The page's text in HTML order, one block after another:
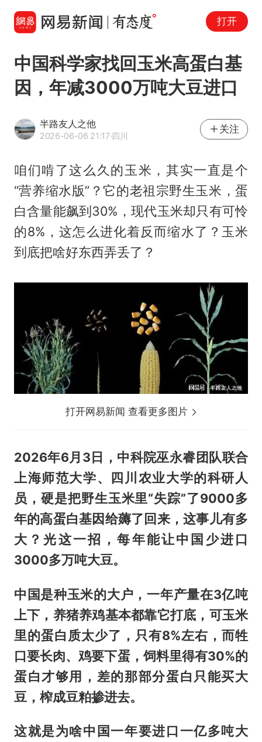
打开
中国科学家找回玉米高蛋白基
因，年减3000万吨大豆进口
半路友人之他
2026-06-06 21:17·四川
关注
咱们啃了这么久的玉米，其实一直是个
“营养缩水版”？它的老祖宗野生玉米，蛋
白含量能飙到30%，现代玉米却只有可怜
的8%，这怎么进化着反而缩水了？玉米
到底把啥好东西弄丢了？
打开网易新闻 查看更多图片
2026年6月3日，中科院巫永睿团队联合
上海师范大学、四川农业大学的科研人
员，硬是把野生玉米里“失踪”了9000多
年的高蛋白基因给薅了回来，这事儿有多
大？光这一招，每年能让中国少进口
3000多万吨大豆。
中国是种玉米的大户，一年产量在3亿吨
上下，养猪养鸡基本都靠它打底，可玉米
里的蛋白质太少了，只有8%左右，而牲
口要长肉、鸡要下蛋，饲料里得有30%的
蛋白才够用，差的那部分蛋白只能买大
豆，榨成豆粕掺进去。
这就是为啥中国一年要进口一亿多吨大